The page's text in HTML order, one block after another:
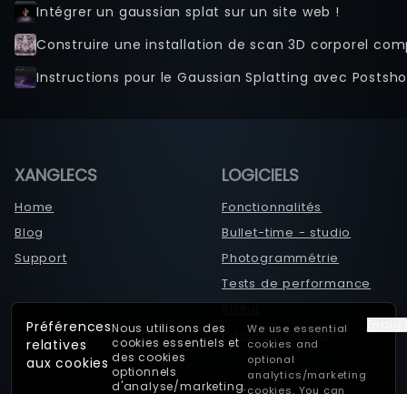
Intégrer un gaussian splat sur un site web !
Instructions pour le Gaussian Splatting avec
XANGLECS
Home
Blog
Support
LOGICIELS
Fonctionnalités
Bullet-time - studio
Photogrammétrie
Tests de performance
Statut
Passer à Xangle
Préférences
relatives
aux cookies
Nous utilisons des
cookies essentiels et
des cookies
optionnels
d'analyse/marketing.
We use essential
cookies and
optional
analytics/marketing
cookies. You can